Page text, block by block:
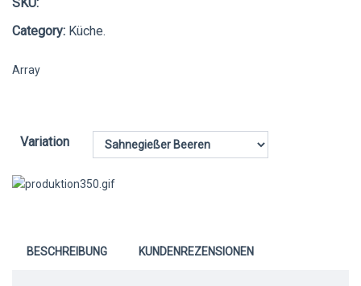
Category: Küche.
Array
Variation
BESCHREIBUNG KUNDENREZENSIONEN